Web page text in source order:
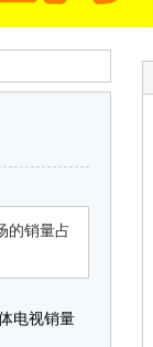
的销量占
电视销量